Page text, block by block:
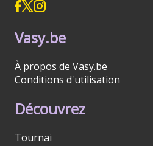
Vasy.be
À propos de Vasy.be
Conditions d'utilisation
Découvrez
Tournai